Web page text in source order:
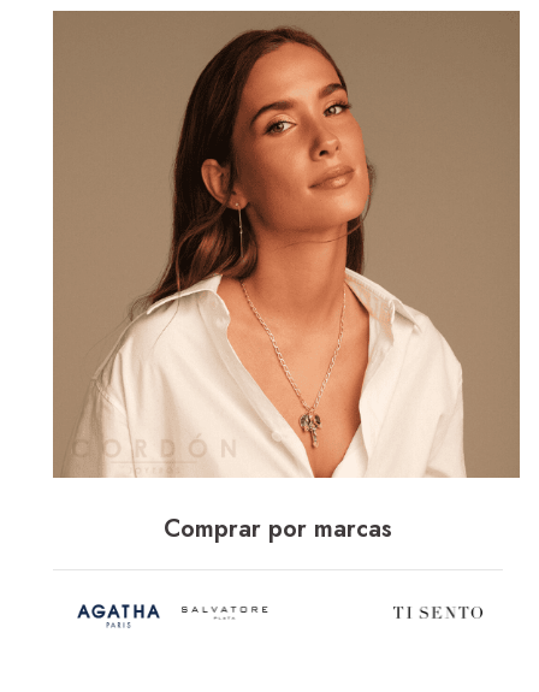
Comprar por marcas